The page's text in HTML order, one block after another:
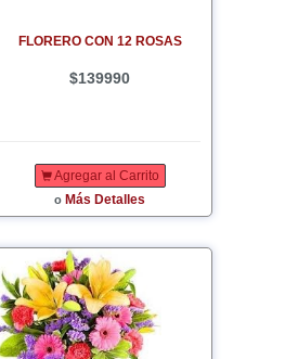
FLORERO CON 12 ROSAS
$139990
Agregar al Carrito
o Más Detalles